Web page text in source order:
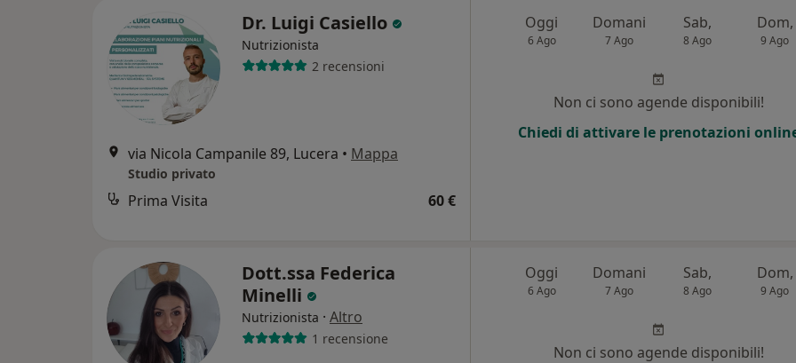
Dr. Luigi Casiello
Nutrizionista
2 recensioni
via Nicola Campanile 89, Lucera • Mappa
Studio privato
Prima Visita 60 €
Oggi
6 Ago
Domani
7 Ago
Sab,
8 Ago
Dom,
9 Ago
Non ci sono agende disponibili!
Chiedi di attivare le prenotazioni
Dott.ssa Federica
Minelli
Nutrizionista · Altro
1 recensione
Oggi
6 Ago
Domani
7 Ago
Sab,
8 Ago
Dom,
9 Ago
Non ci sono agende disponibili!